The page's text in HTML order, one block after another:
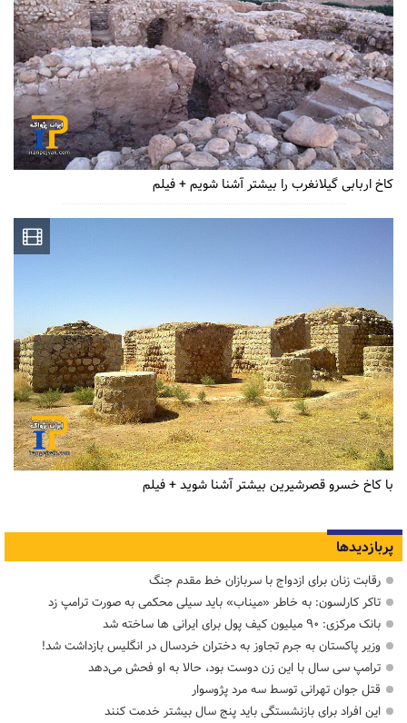
کاخ اربابی گیلانغرب را بیشتر آشنا شویم + فیلم
با کاخ خسرو قصرشیرین بیشتر آشنا شوید + فیلم
پربازدیدها
رقابت زنان برای ازدواج با سربازان خط مقدم جنگ
تاکر کارلسون: به خاطر «میناب» باید سیلی محکمی به صورت ترامپ زد
بانک مرکزی: ۹۰ میلیون کیف پول برای ایرانی ها ساخته شد
وزیر پاکستان به جرم تجاوز به دختران خردسال در انگلیس بازداشت شد!
ترامپ سی سال با این زن دوست بود، حالا به او فحش می‌دهد
قتل جوان تهرانی توسط سه مرد پژوسوار
این افراد برای بازنشستگی باید پنج سال بیشتر خدمت کنند